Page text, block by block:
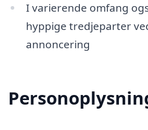
I varierende omfang
hyppige tredjeparter
annoncering